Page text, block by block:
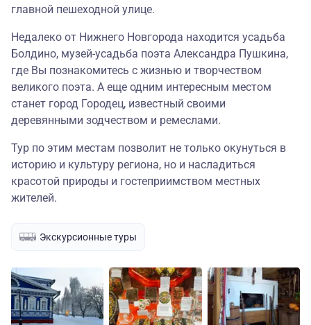
главной пешеходной улице.
Недалеко от Нижнего Новгорода находится усадьба
Болдино, музей-усадьба поэта Александра Пушкина,
где Вы познакомитесь с жизнью и творчеством
великого поэта. А еще одним интересным местом
станет город Городец, известный своими
деревянными зодчеством и ремеслами.
Тур по этим местам позволит не только окунуться в
историю и культуру региона, но и насладиться
красотой природы и гостеприимством местных
жителей.
Экскурсионные туры